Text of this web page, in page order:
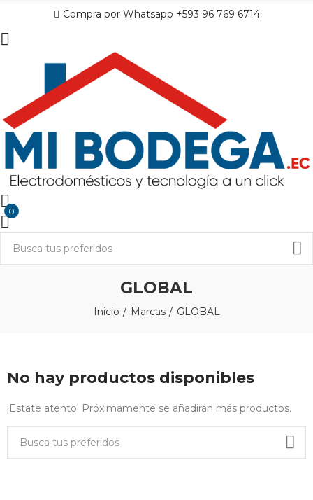
Compra por Whatsapp +593 96 769 6714
0
GLOBAL
Inicio Marcas GLOBAL
No hay productos disponibles
¡Estate atento! Próximamente se añadirán más productos.